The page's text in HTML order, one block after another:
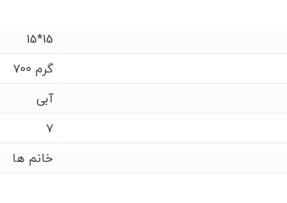
15*15
700 گرم
آبی
7
خانم ها